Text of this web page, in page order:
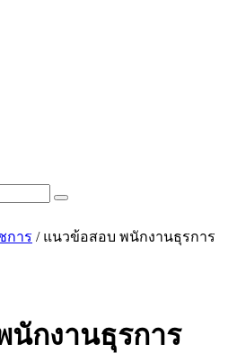
การ / แนวข้อสอบ พนักงานธุรการ
กงานธุรการ